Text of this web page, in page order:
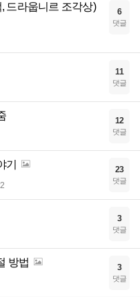
드라웁니르 조각상)
6
댓글
11
댓글
12
댓글
기 23
댓글
3
댓글
방법 3
댓글